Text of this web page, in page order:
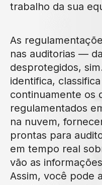
trabalho da sua
As
nas auditorias —
desprotegidos,
identifica,
continuamente os
regulamentados
na nuvem,
prontas para
em tempo real
vão as
Assim, você pode